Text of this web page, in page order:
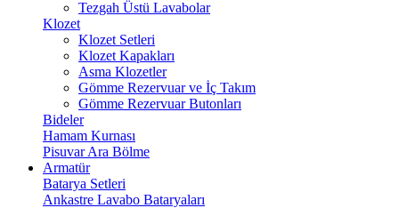
Tezgah Üstü Lavabolar
Klozet
Klozet Setleri
Klozet Kapakları
Asma Klozetler
Gömme Rezervuar ve İç Takım
Gömme Rezervuar Butonları
Bideler
Hamam Kurnası
Pisuvar Ara Bölme
Armatür
Batarya Setleri
Ankastre Lavabo Bataryaları